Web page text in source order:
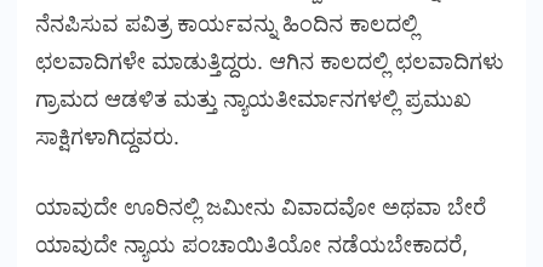
ನೆನಪಿಸುವ ಪವಿತ್ರ ಕಾರ್ಯವನ್ನು ಹಿಂದಿನ ಕಾಲದಲ್ಲಿ
ಛಲವಾದಿಗಳೇ ಮಾಡುತ್ತಿದ್ದರು. ಆಗಿನ ಕಾಲದಲ್ಲಿ ಛಲವಾದಿಗಳು
ಗ್ರಾಮದ ಆಡಳಿತ ಮತ್ತು ನ್ಯಾಯತೀರ್ಮಾನಗಳಲ್ಲಿ ಪ್ರಮುಖ
ಸಾಕ್ಷಿಗಳಾಗಿದ್ದವರು.
ಯಾವುದೇ ಊರಿನಲ್ಲಿ ಜಮೀನು ವಿವಾದವೋ ಅಥವಾ ಬೇರೆ
ಯಾವುದೇ ನ್ಯಾಯ ಪಂಚಾಯಿತಿಯೋ ನಡೆಯಬೇಕಾದರೆ,